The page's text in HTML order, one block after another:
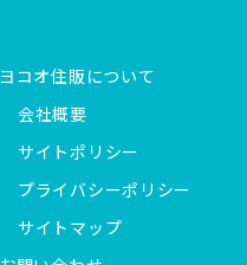
ヨコオ住販について
会社概要
サイトポリシー
プライバシーポリシー
サイトマップ